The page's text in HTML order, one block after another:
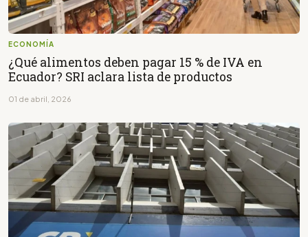
ECONOMÍA
¿Qué alimentos deben pagar 15 % de IVA en
Ecuador? SRI aclara lista de productos
01 de abril, 2026